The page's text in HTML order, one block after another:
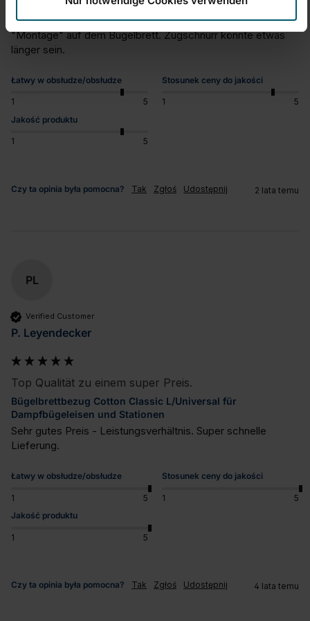
und Stationen
Könnte farblich und im Muster etwas peppiger sein. Schnelle
"Montage" auf dem Bügelbrett. Zugschnurr könnte etwas
länger sein.
Łatwy w obsłudze/obsłudze
1 5
Stosunek ceny do jakości
1
5
Jakość produktu
1 5
Czy ta opinia była pomocna? Tak Zgłoś Udostępnij 2 lata temu
PL
Verified Customer
P. Leyendecker
Top Qualität zu einem super Preis.
Bügelbrettbezug Cotton Classic L/Universal für
Dampfbügeleisen und Stationen
Sehr gutes Preis - Leistungsverhältnis. Super schnelle
Lieferung.
Łatwy w obsłudze/obsłudze
1 5
Stosunek ceny do jakości
1
5
Jakość produktu
1 5
Czy ta opinia była pomocna? Tak Zgłoś Udostępnij 4 lata temu